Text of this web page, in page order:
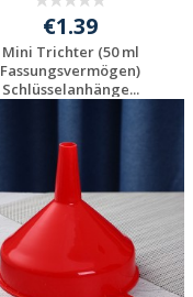
€1.39
Mini Trichter (50 ml
Fassungsvermögen)
Schlüsselanhänge...
Werbeartikel
anfragen